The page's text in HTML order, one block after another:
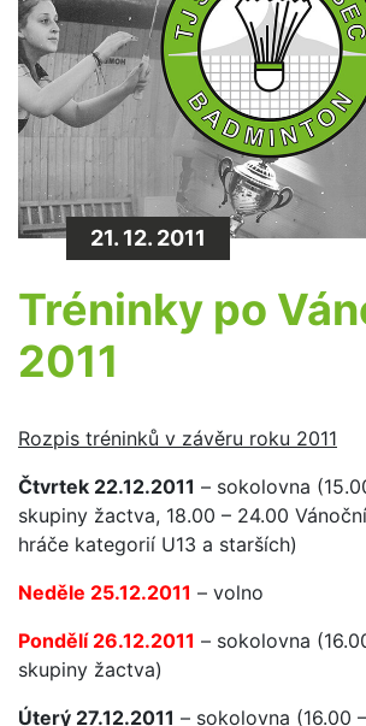
21. 12. 2011
Tréninky po
2011
Rozpis tréninků v závěru roku 2011
Čtvrtek 22.12.2011 – sokolovna
skupiny žactva, 18.00 – 24.00
hráče kategorií U13 a starších)
Neděle 25.12.2011 – volno
Pondělí 26.12.2011 – sokolovna
skupiny žactva)
Úterý 27.12.2011 – sokolovna (16.00